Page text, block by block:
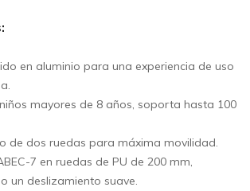
en aluminio para una experiencia de uso
mayores de 8 años, soporta hasta 100
de dos ruedas para máxima movilidad.
7 en ruedas de PU de 200 mm,
un deslizamiento suave.